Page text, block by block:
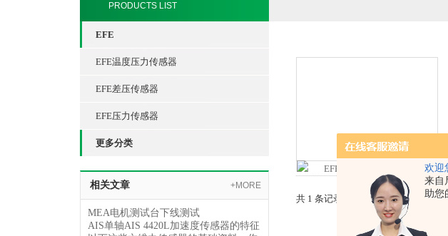
欢迎
来自
助您
PRODUCTS LIST
EFE
EFE温度压力传感器
EFE差压传感器
EFE压力传感器
更多分类
相关文章 +MORE
MEA电机测试台下线测试
AIS单轴AIS 4420L加速度传感器的特征
共 1 条记录，当前 1 / 1 页 首页 上